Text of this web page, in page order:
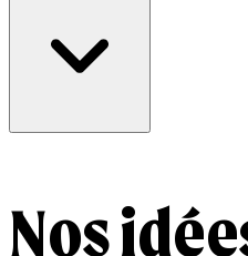
brute, de randonnées
dans le temps. Et puis, il y a les
et les sentiers muletiers racontent
Nos